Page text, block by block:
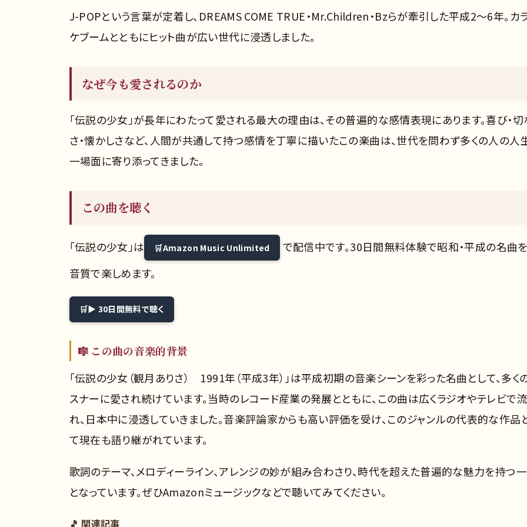
J-POPという言葉が定着し、DREAMS COME TRUE・Mr.Children・Bzらが牽引した平成2〜6年。カ
ケブームとともにヒット曲が広い世代に浸透しました。
なぜ今も愛されるのか
「伝説の少女」が長年にわたって愛される最大の理由は、その普遍的な感情表現にあります。喜び・切
さ・懐かしさなど、人間が共通して持つ感情を丁寧に描いたこの楽曲は、世代を問わず多くの人の人
一場面に寄り添ってきました。
この曲を聴く
「伝説の少女」は Amazon Music Unlimited
で配信中です。30日間無料体験で昭和・平成の名曲
音質で楽しめます。
▶ 30日間無料で聴く
🎼 この曲の音楽的背景
「伝説の少女（観月ありさ） 1991年（平成3年）」は平成初期の音楽シーンを彩った名曲として、多く
スナーに愛され続けています。当時のレコード産業の発展とともに、この曲は広くラジオやテレビで流
れ、日本中に浸透していきました。音楽評論家からも高い評価を受け、このジャンルの代表的な作品
て現在も語り継がれています。
歌詞のテーマ、メロディーライン、アレンジの妙が組み合わさり、時代を超えた普遍的な魅力を持つ
となっています。ぜひAmazonミュージックなどで聴いてみてください。
🎵 関連記事